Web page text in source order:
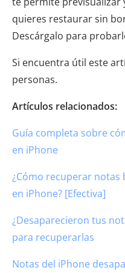
quieres restaurar sin
Descárgalo para
Si encuentra útil este
personas.
Artículos relacionados:
Guía completa sobre
en iPhone
¿Cómo recuperar
en iPhone? [Efectiva]
¿Desaparecieron tus
para recuperarlas
Notas del iPhone